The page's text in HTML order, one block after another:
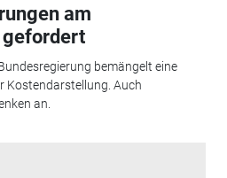
am
gefordert
bemängelt eine
Kostendarstellung. Auch
an.